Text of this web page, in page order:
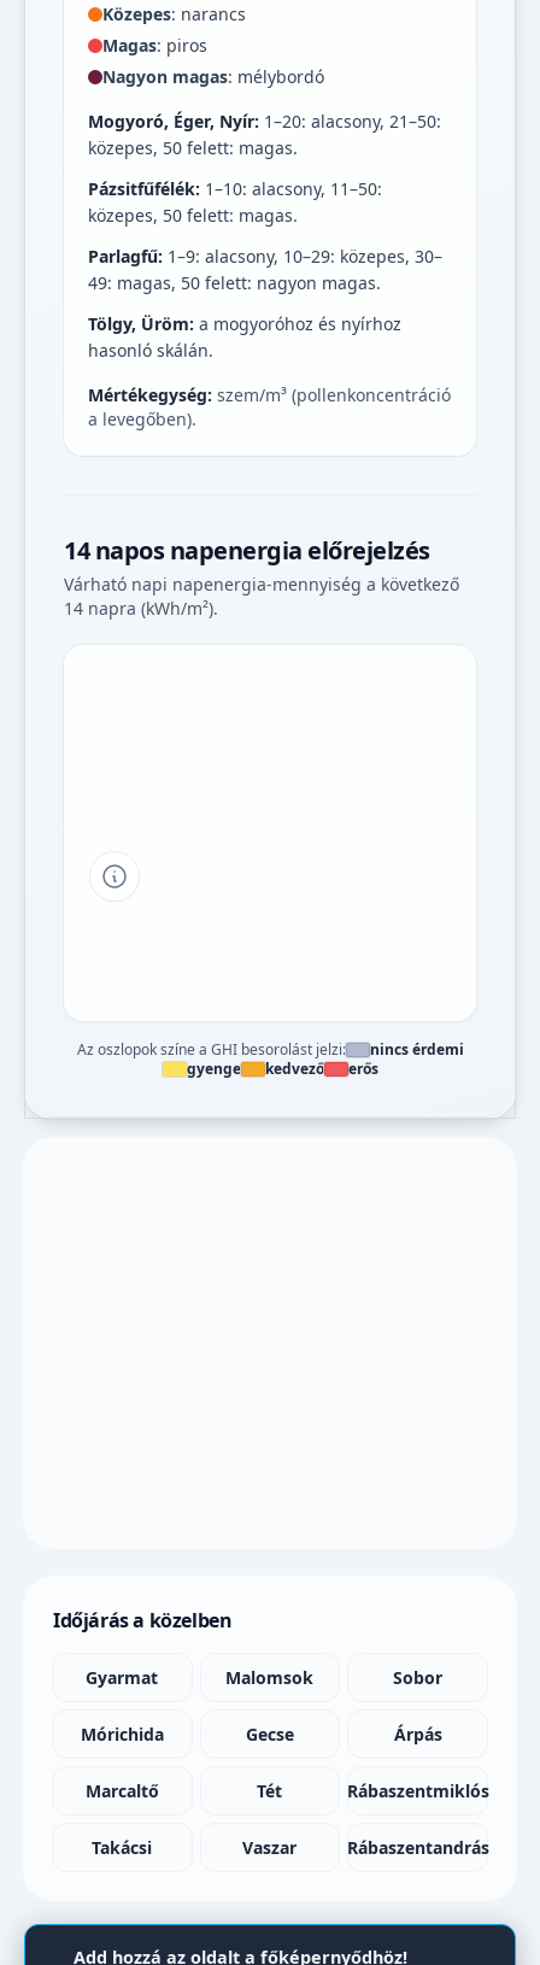
Közepes: narancs
Magas: piros
Nagyon magas: mélybordó
Mogyoró, Éger, Nyír: 1–20: alacsony, 21–50:
közepes, 50 felett: magas.
Pázsitfűfélék: 1–10: alacsony, 11–50:
közepes, 50 felett: magas.
Parlagfű: 1–9: alacsony, 10–29: közepes, 30–
49: magas, 50 felett: nagyon magas.
Tölgy, Üröm: a mogyoróhoz és nyírhoz
hasonló skálán.
Mértékegység: szem/m³ (pollenkoncentráció
a levegőben).
14 napos napenergia előrejelzés
Várható napi napenergia-mennyiség a következő
14 napra (kWh/m²).
Tipp a grafikon jelmagyarázatához
Az oszlopok színe a GHI besorolást jelzi:
nincs érdemi
gyenge
kedvező erős
Időjárás a közelben
Gyarmat Malomsok Sobor
Mórichida Gecse Árpás
Marcaltő Tét Rábaszentmiklós
Takácsi Vaszar Rábaszentandrás
Add hozzá az oldalt a főképernyődhöz!